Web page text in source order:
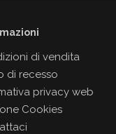
di vendita
di recesso
privacy web
Cookies